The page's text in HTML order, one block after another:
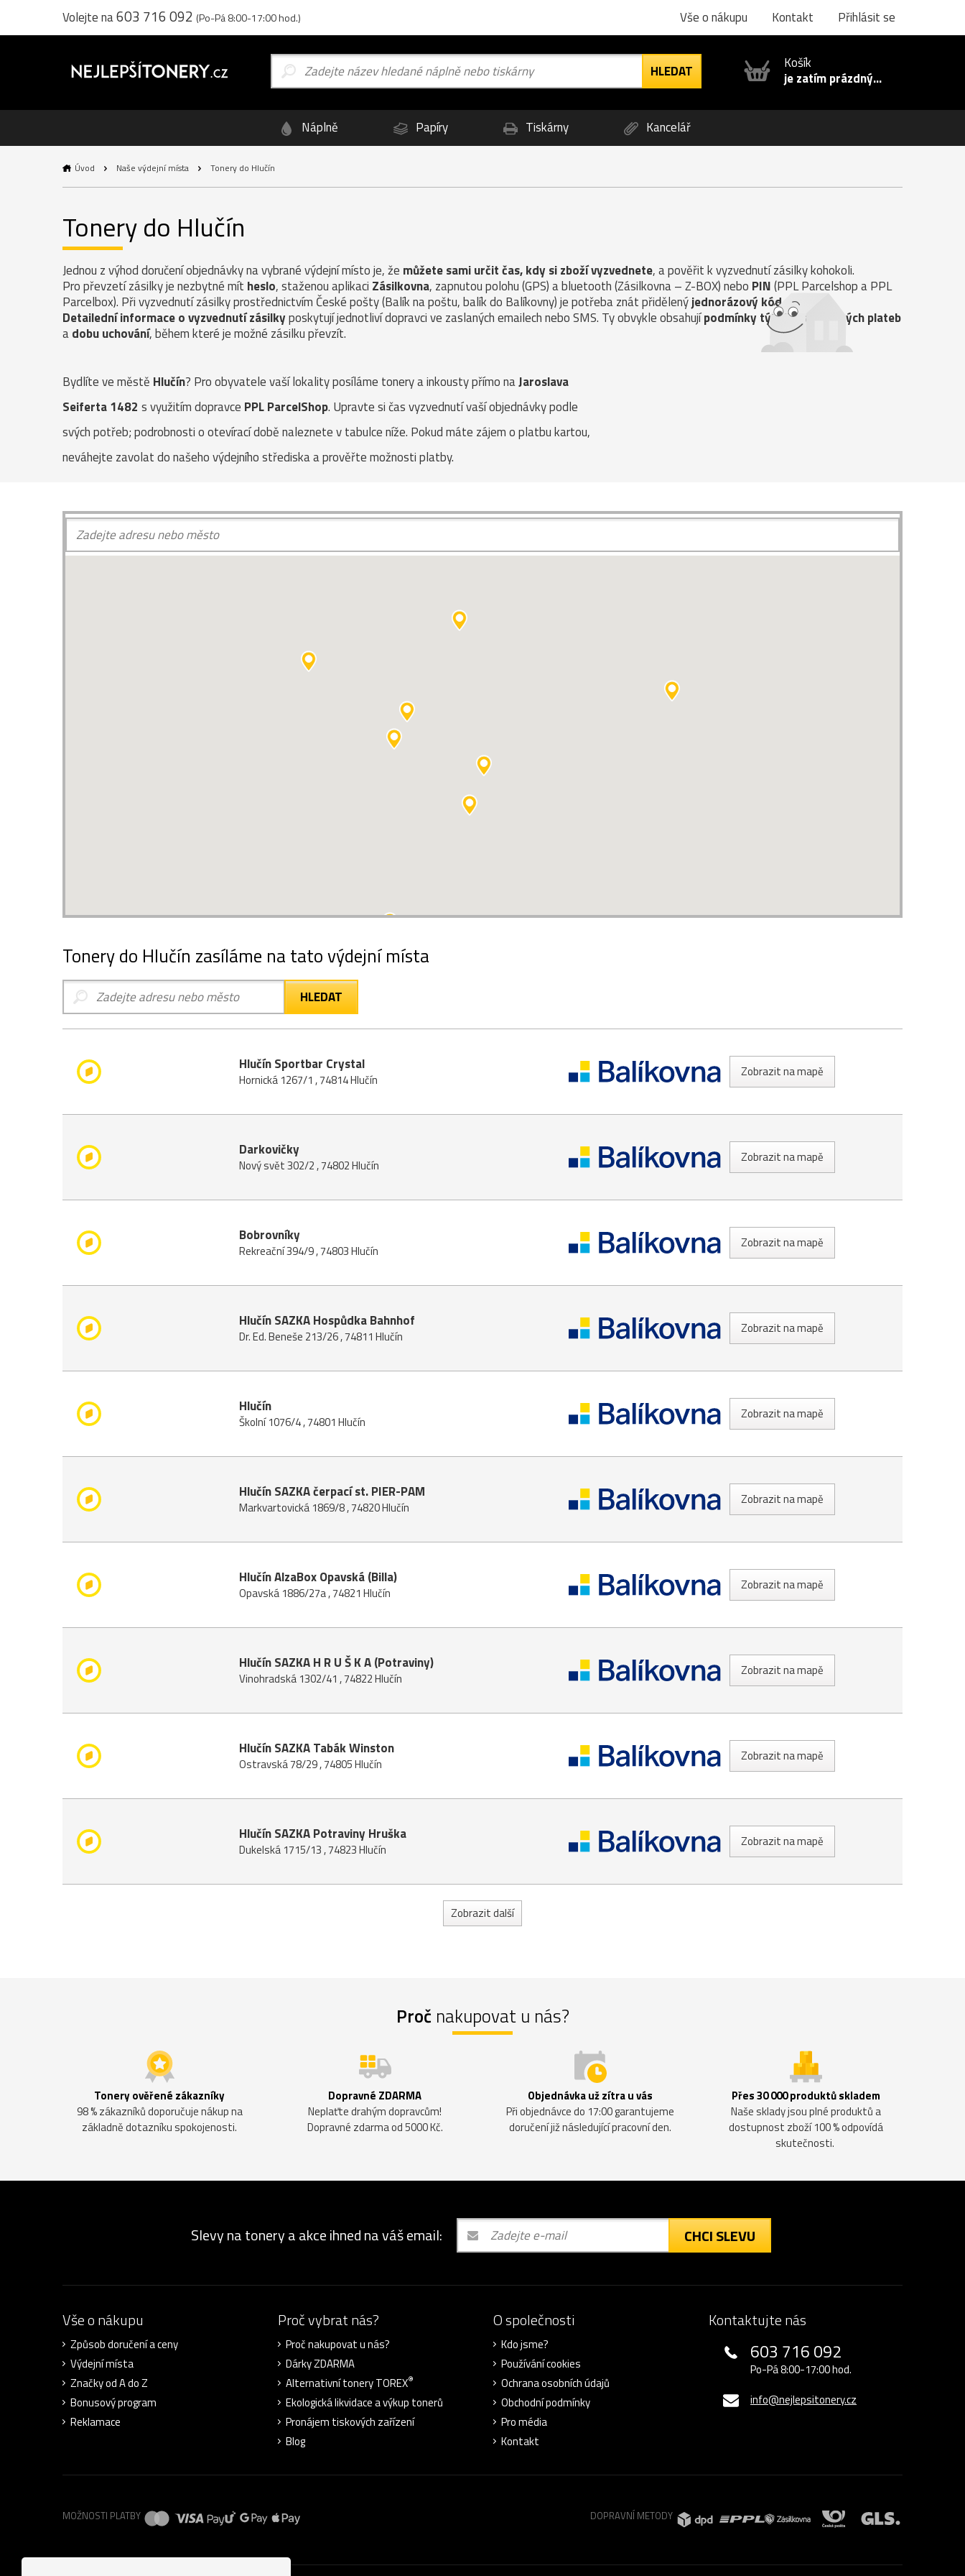
Volejte na603 716 092 (Po-Pá 8:00-17:00 hod.) Vše o nákupu Kontakt Přihlásit se
Košík
je zatím prázdný...
Náplně Papíry Tiskárny Kancelář
Úvod Naše výdejní místa Tonery do Hlučín
Tonery do Hlučín
Jednou z výhod doručení objednávky na vybrané výdejní místo je, že můžete sami určit čas, kdy si zboží vyzvednete, a pověřit k vyzvednutí zásilky kohokoli.
Pro převzetí zásilky je nezbytné mít heslo, staženou aplikaci Zásilkovna, zapnutou polohu (GPS) a bluetooth (Zásilkovna – Z-BOX) nebo PIN(PPL Parcelshop a PPL
Parcelbox). Při vyzvednutí zásilky prostřednictvím České pošty (Balík na poštu, balík do Balíkovny) je potřeba znát přidělenýjednorázový kód
Detailední informace o vyzvednutí zásilkyposkytují jednotliví dopravci ve zaslaných emailech nebo SMS. Ty obvykle obsahujípodmínky týkající se možných plateb
adobu uchování, během které je možné zásilku převzít.
Bydlíte ve městě Hlučín? Pro obyvatele vaší lokality posíláme tonery a inkousty přímo naJaroslava
Seiferta 1482 s využitím dopravce PPL ParcelShop. Upravte si čas vyzvednutí vaší objednávky podle
svých potřeb; podrobnosti o otevírací době naleznete v tabulce níže. Pokud máte zájem o platbu kartou,
neváhejte zavolat do našeho výdejního střediska a prověřte možnosti platby.
Tonery do Hlučín zasíláme na tato výdejní místa
Hlučín Sportbar Crystal
Hornická 1267/1 , 74814 Hlučín Zobrazit na mapě
Darkovičky
Nový svět 302/2 , 74802 Hlučín Zobrazit na mapě
Bobrovníky
Rekreační 394/9 , 74803 Hlučín Zobrazit na mapě
Hlučín SAZKA Hospůdka Bahnhof
Dr. Ed. Beneše 213/26 , 74811 Hlučín Zobrazit na mapě
Hlučín
Školní 1076/4 , 74801 Hlučín Zobrazit na mapě
Hlučín SAZKA čerpací st. PIER-PAM
Markvartovická 1869/8 , 74820 Hlučín Zobrazit na mapě
Hlučín AlzaBox Opavská (Billa)
Opavská 1886/27a , 74821 Hlučín Zobrazit na mapě
Hlučín SAZKA H R U Š K A (Potraviny)
Vinohradská 1302/41 , 74822 Hlučín Zobrazit na mapě
Hlučín SAZKA Tabák Winston
Ostravská 78/29 , 74805 Hlučín Zobrazit na mapě
Hlučín SAZKA Potraviny Hruška
Dukelská 1715/13 , 74823 Hlučín Zobrazit na mapě
Zobrazit další
Proč nakupovat u nás?
Tonery ověřené zákazníky
98 % zákazníků doporučuje nákup na
základně dotazníku spokojenosti.
Dopravné ZDARMA
Neplaťte drahým dopravcům!
Dopravné zdarma od 5000 Kč.
Objednávka už zítra u vás
Při objednávce do 17:00 garantujeme
doručení již následující pracovní den.
Přes 30 000 produktů skladem
Naše sklady jsou plné produktů a
dostupnost zboží 100 % odpovídá
skutečnosti.
Slevy na tonery a akce ihned na váš email: CHCI SLEVU
Vše o nákupu
Způsob doručení a ceny
Výdejní místa
Značky od A do Z
Bonusový program
Reklamace
Proč vybrat nás?
Proč nakupovat u nás?
Dárky ZDARMA
Alternativní tonery TOREX®
Ekologická likvidace a výkup tonerů
Pronájem tiskových zařízení
Blog
O společnosti
Kdo jsme?
Používání cookies
Ochrana osobních údajů
Obchodní podmínky
Pro média
Kontakt
Kontaktujte nás
603 716 092
Po-Pá 8:00-17:00 hod.
info@nejlepsitonery.cz
MOŽNOSTI PLATBY DOPRAVNÍ METODY